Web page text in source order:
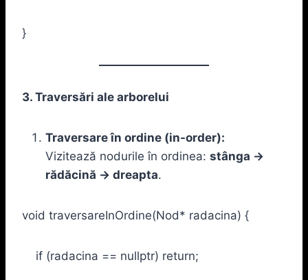
}
3. Traversări ale arborelui
Traversare în ordine (in-order):
Vizitează nodurile în ordinea: stânga →
rădăcină → dreapta.
void traversareInOrdine(Nod* radacina) {
if (radacina == nullptr) return;